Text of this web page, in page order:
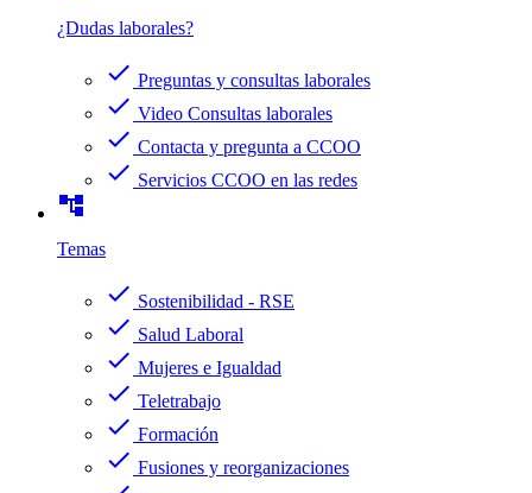
¿Dudas laborales?
check Preguntas y consultas laborales
check Video Consultas laborales
check Contacta y pregunta a CCOO
check Servicios CCOO en las redes
account_tree
Temas
check Sostenibilidad - RSE
check Salud Laboral
check Mujeres e Igualdad
check Teletrabajo
check Formación
check Fusiones y reorganizaciones